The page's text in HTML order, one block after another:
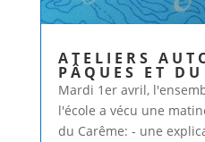
ATELIERS
PÂQUES ET DU
Mardi 1er avril,
l'école a vécu une
du Carême: - une